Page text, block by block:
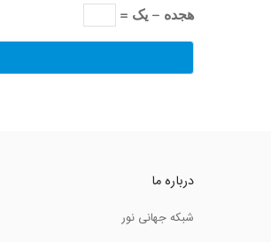
هجده − یک =
درباره ما
شبکه جهانی نور